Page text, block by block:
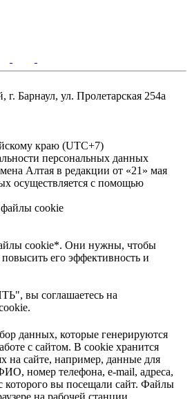
г. Барнаул, ул. Пролетарская 254а
краю (UTC+7)
персональных данных
Алтая в редакции от «21» мая
осуществляется с помощью
сookie
cookie*. Они нужны, чтобы
его эффективность и
вы соглашаетесь на
данных, которые генерируются
с сайтом. В cookie хранится
на сайте, например, данные для
номер телефона, e-mail, адреса,
которого вы посещали сайт. Файлы
на рабочей станции